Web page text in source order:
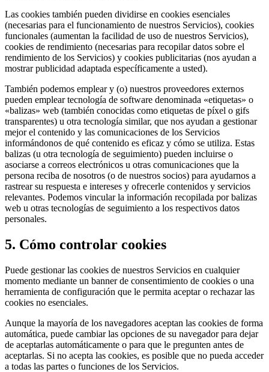
Las cookies también pueden dividirse en cookies esenciales
(necesarias para el funcionamiento de nuestros Servicios), cookies
funcionales (aumentan la facilidad de uso de nuestros Servicios),
cookies de rendimiento (necesarias para recopilar datos sobre el
rendimiento de los Servicios) y cookies publicitarias (nos ayudan a
mostrar publicidad adaptada específicamente a usted).
También podemos emplear y (o) nuestros proveedores externos
pueden emplear tecnología de software denominada «etiquetas» o
«balizas» web (también conocidas como etiquetas de píxel o gifs
transparentes) u otra tecnología similar, que nos ayudan a gestionar
mejor el contenido y las comunicaciones de los Servicios
informándonos de qué contenido es eficaz y cómo se utiliza. Estas
balizas (u otra tecnología de seguimiento) pueden incluirse o
asociarse a correos electrónicos u otras comunicaciones que la
persona reciba de nosotros (o de nuestros socios) para ayudarnos a
rastrear su respuesta e intereses y ofrecerle contenidos y servicios
relevantes. Podemos vincular la información recopilada por balizas
web u otras tecnologías de seguimiento a los respectivos datos
personales.
5. Cómo controlar cookies
Puede gestionar las cookies de nuestros Servicios en cualquier
momento mediante un banner de consentimiento de cookies o una
herramienta de configuración que le permita aceptar o rechazar las
cookies no esenciales.
Aunque la mayoría de los navegadores aceptan las cookies de forma
automática, puede cambiar las opciones de su navegador para dejar
de aceptarlas automáticamente o para que le pregunten antes de
aceptarlas. Si no acepta las cookies, es posible que no pueda acceder
a todas las partes o funciones de los Servicios.